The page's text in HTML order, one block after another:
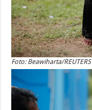
Foto: Beawiharta/REUTERS